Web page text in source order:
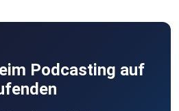
Podcasting auf